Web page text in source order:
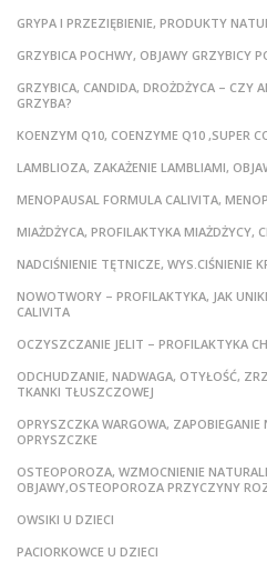
GRYPA I PRZEZIĘBIENIE, PRODUKTY
GRZYBICA POCHWY, OBJAWY GRZYBICY
GRZYBICA, CANDIDA, DROŻDŻYCA – CZY
GRZYBA?
KOENZYM Q10, COENZYME Q10 ,SUPER
LAMBLIOZA, ZAKAŻENIE LAMBLIAMI,
MENOPAUSAL FORMULA CALIVITA,
MIAŻDŻYCA, PROFILAKTYKA MIAŻDŻYCY,
NADCIŚNIENIE TĘTNICZE, WYS.CIŚNIENIE
NOWOTWORY – PROFILAKTYKA, JAK
CALIVITA
OCZYSZCZANIE JELIT – PROFILAKTYKA
ODCHUDZANIE, NADWAGA, OTYŁOŚĆ,
TKANKI TŁUSZCZOWEJ
OPRYSZCZKA WARGOWA,
OPRYSZCZKE
OSTEOPOROZA, WZMOCNIENIE
OBJAWY,OSTEOPOROZA PRZYCZYNY
OWSIKI U DZIECI
PACIORKOWCE U DZIECI